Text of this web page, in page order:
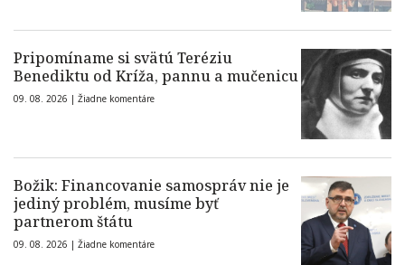
Pripomíname si svätú Teréziu
Benediktu od Kríža, pannu a mučenicu
09. 08. 2026 | Žiadne komentáre
Božik: Financovanie samospráv nie je
jediný problém, musíme byť
partnerom štátu
09. 08. 2026 | Žiadne komentáre